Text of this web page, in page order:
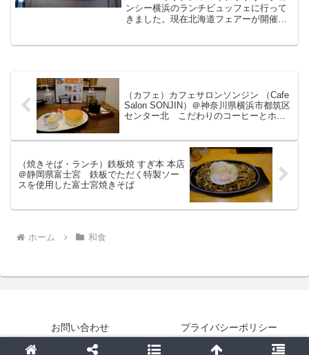
2023年新春北海道フェアー ク
オリティー高いビュッフェ再訪
ンシー横浜のランチビュッフェに行って
きました。現在北海道フェアーが開催
（カフェ）カフェサロンソンジン （Cafe
Salon SONJIN）＠神奈川県横浜市都筑区
センター北 こだわりのコーヒーとホッ
（焼きそば・ランチ）鉄板焼 すぎ本 本店
＠静岡県富士宮 鉄板でただく特製ソー
スを使用した富士宮焼きそば
ホーム 和食
お問い合わせ プライバシーポリシー
© 2017 Gourmet999のブログ.